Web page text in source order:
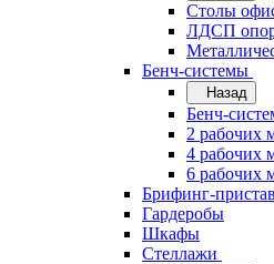
Cтолы
ЛДСП
Бенч-системы
Назад
Бенч-
2 рабочих
4 рабочих
6 рабочих
Брифинг-
Гардеробы
Шкафы
Стеллажи